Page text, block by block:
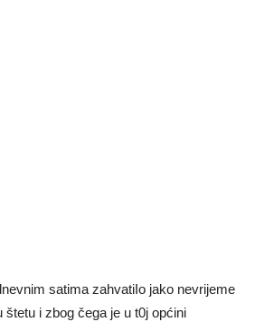
satima zahvatiIo jako nevrijeme
štetu i zbog čega je u t0j općini